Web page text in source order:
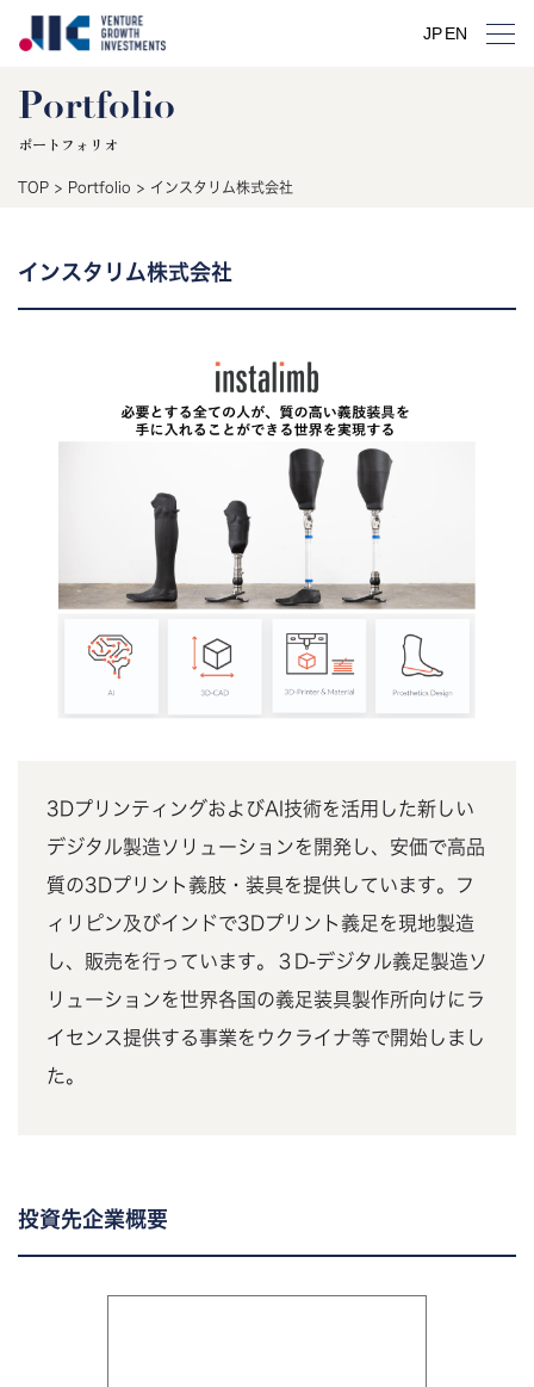
JPEN
Portfolio
ポートフォリオ
TOP > Portfolio > インスタリム株式会社
インスタリム株式会社
3DプリンティングおよびAI技術を活用した新しい
デジタル製造ソリューションを開発し、安価で高品
質の3Dプリント義肢・装具を提供しています。フ
ィリピン及びインドで3Dプリント義足を現地製造
し、販売を行っています。３D-デジタル義足製造ソ
リューションを世界各国の義足装具製作所向けにラ
イセンス提供する事業をウクライナ等で開始しまし
た。
投資先企業概要